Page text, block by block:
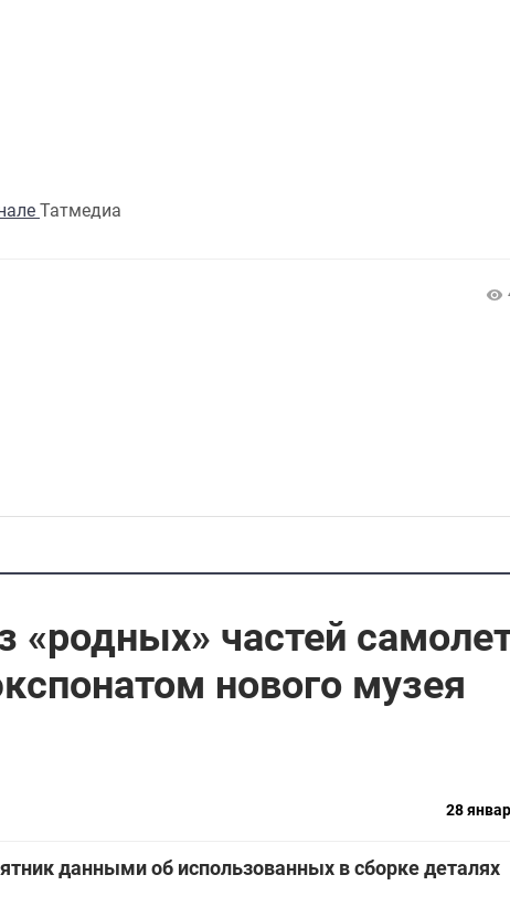
Татмедиа
частей
нового музея
28
данными об использованных в сборке деталях